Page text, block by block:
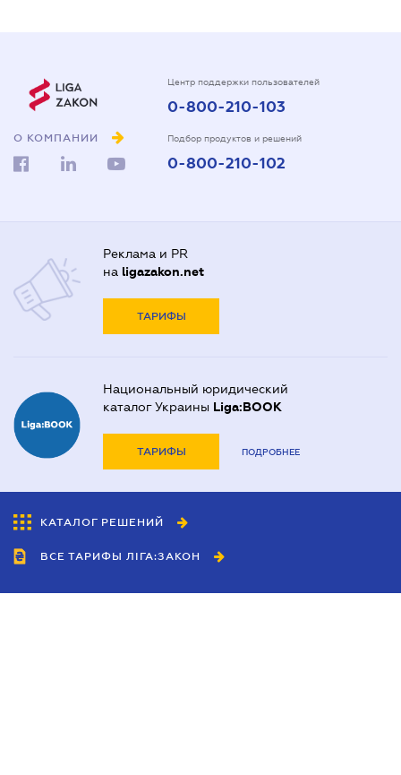
О КОМПАНИИ
Центр поддержки пользователей
0-800-210-103
Подбор продуктов и решений
0-800-210-102
Реклама и PR
на ligazakon.net
ТАРИФЫ
Национальный юридический
каталог Украины Liga:BOOK
ТАРИФЫ ПОДРОБНЕЕ
КАТАЛОГ РЕШЕНИЙ
ВСЕ ТАРИФЫ ЛІГА:ЗАКОН